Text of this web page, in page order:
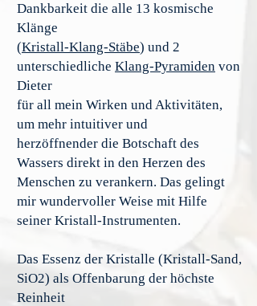
Dankbarkeit die alle 13 kosmische
Klänge
(Kristall-Klang-Stäbe) und 2
unterschiedliche Klang-Pyramiden von
Dieter
für all mein Wirken und Aktivitäten,
um mehr intuitiver und
herzöffnender die Botschaft des
Wassers direkt in den Herzen des
Menschen zu verankern. Das gelingt
mir wundervoller Weise mit Hilfe
seiner Kristall-Instrumenten.
Das Essenz der Kristalle (Kristall-Sand,
SiO2) als Offenbarung der höchste
Reinheit